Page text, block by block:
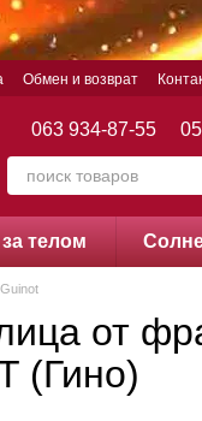
Обмен и возврат
063 934-87-55
телом
Guinot
от
(Гино)